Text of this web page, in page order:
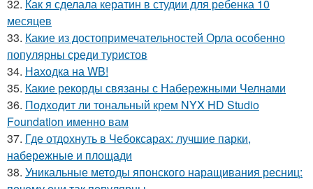
32. Как я сделала кератин в студии для ребенка 10
месяцев
33. Какие из достопримечательностей Орла особенно
популярны среди туристов
34. Находка на WB!
35. Какие рекорды связаны с Набережными Челнами
36. Подходит ли тональный крем NYX HD Studio
Foundation именно вам
37. Где отдохнуть в Чебоксарах: лучшие парки,
набережные и площади
38. Уникальные методы японского наращивания ресниц: